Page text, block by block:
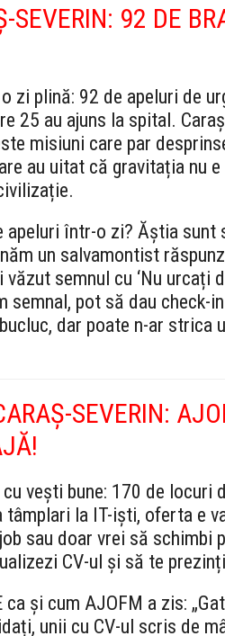
SEVERIN: 92 DE
zi plină: 92 de apeluri de
25 au ajuns la spital.
misiuni care par
au uitat că gravitația nu
apeluri într-o zi? Ăștia
un salvamontist
semnul cu ‘Nu urcați
semnal, pot să dau check-
dar poate n-ar strica
SEVERIN:
vești bune: 170 de locuri
tâmplari la IT-iști, oferta e
sau doar vrei să schimbi
CV-ul și să te
și cum AJOFM a zis:
unii cu CV-ul scris de